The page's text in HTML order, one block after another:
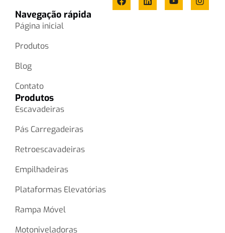
Navegação rápida
Página inicial
Produtos
Blog
Contato
Produtos
Escavadeiras
Pás Carregadeiras
Retroescavadeiras
Empilhadeiras
Plataformas Elevatórias
Rampa Móvel
Motoniveladoras